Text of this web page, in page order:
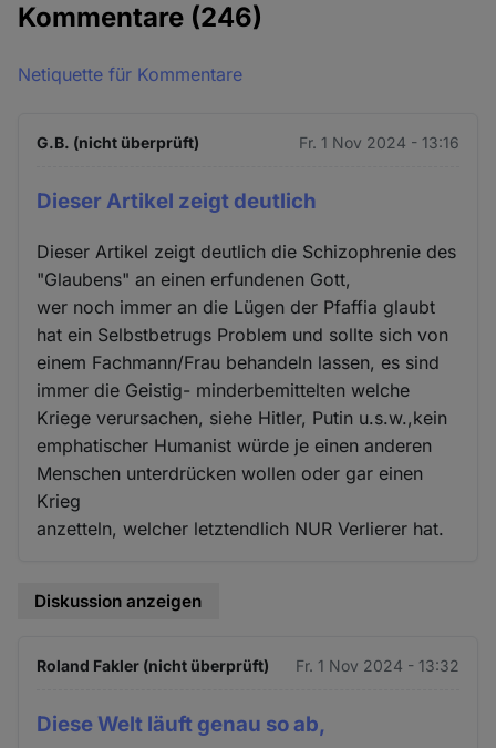
Kommentare (246)
Netiquette für Kommentare
G.B. (nicht überprüft) Fr. 1 Nov 2024 - 13:16
Dieser Artikel zeigt deutlich
Dieser Artikel zeigt deutlich die Schizophrenie des
"Glaubens" an einen erfundenen Gott,
wer noch immer an die Lügen der Pfaffia glaubt
hat ein Selbstbetrugs Problem und sollte sich von
einem Fachmann/Frau behandeln lassen, es sind
immer die Geistig- minderbemittelten welche
Kriege verursachen, siehe Hitler, Putin u.s.w.,kein
emphatischer Humanist würde je einen anderen
Menschen unterdrücken wollen oder gar einen
Krieg
anzetteln, welcher letztendlich NUR Verlierer hat.
Diskussion anzeigen
Roland Fakler (nicht überprüft) Fr. 1 Nov 2024 - 13:32
Diese Welt läuft genau so ab,